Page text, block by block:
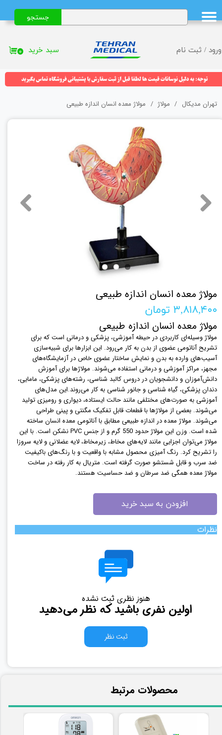
ورود / ثبت نام
حساب کاربری من
تغییر گذر واژه
خروج از حساب کاربری
جستجو
۰ سبد خرید
تهران مدیکال مولاژ مولاژ معده انسان اندازه طبیعی
مولاژ معده انسان اندازه طبیعی
۳,۸۱۸,۴۰۰ تومان
مولاژ معده انسان اندازه طبیعی
مولاژ وسیله‌ای کاربردی در حیطه آموزشی، پزشکی و درمانی است که برای
تشریح آناتومی عضوی از بدن به کار می‌رود. این ابزارها برای شبیه‌سازی
آسیب‌های وارده به بدن و نمایش ساختار عضوی خاص در آزمایشگاه‌های
مجهز، مراکز آموزشی و درمانی استفاده می‌شوند. مولاژها برای آموزش
دانش‌آموزان و دانشجویان در دروس کالبد شناسی، رشته‌های پزشکی، مامایی،
دندان پزشکی، گیاه شناسی و جانور شناسی به کار می‌روند.این مدل‌های
آموزشی به صورت‌های مختلفی مانند حالت ایستاده، دیواری و رومیزی تولید
می‌شوند. بعضی از مولاژها با قطعات قابل تفکیک مگنتی و پینی طراحی
می‌شوند. مولاژ معده در اندازه طبیعی مطابق با آناتومی معده انسان ساخته
شده است. وزن این مولاژ حدود 550 گرم و از جنس PVC نشکن است. با این
مولاژ می‌توان اجزایی مانند لایه‌های مخاط، زیرمخاط، لایه عضلانی و لایه سروزا
را تشریح کرد. رنگ آمیزی محصول مشابه با واقعیت و با رنگ‌های باکیفیت
ضد سرب و قابل شستشو صورت گرفته است. متریال به کار رفته در ساخت
مولاژ معده همگی ضد سرطان و ضد حساسیت هستند.
افزودن به سبد خرید
نظرات
هنوز نظری ثبت نشده
اولین نفری باشید که نظر می‌دهید
ثبت نظر
​محصولات مرتبط